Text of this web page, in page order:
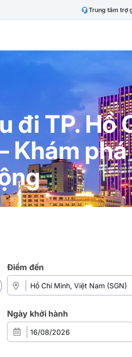
Trung tâm trợ
đi TP. Hồ
Khám phá
Điểm đến
Ngày khởi hành